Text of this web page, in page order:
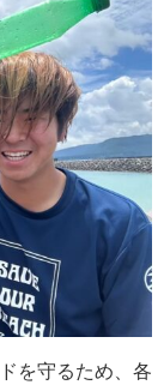
を守るため、各